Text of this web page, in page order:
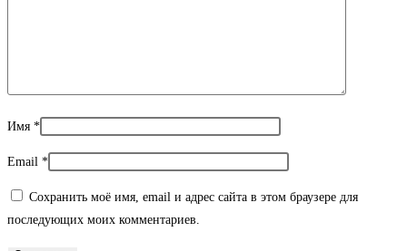
Имя *
Email *
Сохранить моё имя, email и адрес сайта в этом браузере для
последующих моих комментариев.